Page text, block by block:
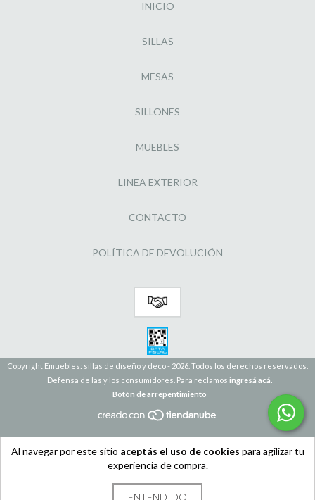
Al navegar por este sitio aceptás el uso de cookies para agilizar tu
experiencia de compra.
ENTENDIDO
INICIO
SILLAS
MESAS
SILLONES
MUEBLES
LINEA EXTERIOR
CONTACTO
POLÍTICA DE DEVOLUCIÓN
Copyright Emuebles: sillas de diseño y deco - 2026. Todos los derechos reservados.
Defensa de las y los consumidores. Para reclamos ingresá acá.
Botón de arrepentimiento